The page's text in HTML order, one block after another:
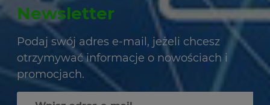
Newsletter
Podaj swój adres e-mail, jeżeli chcesz
otrzymywać informacje o nowościach i
promocjach.